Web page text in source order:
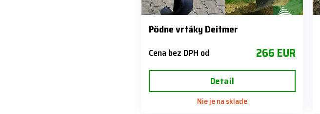
Pôdne vrtáky Deitmer
Cena bez DPH od 266 EUR
Detail
Nie je na sklade